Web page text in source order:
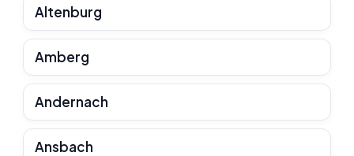
Altenburg
Amberg
Andernach
Ansbach